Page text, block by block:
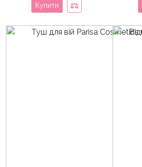
Купити